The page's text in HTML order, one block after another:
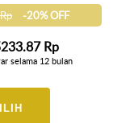
-20% OFF
Rp
selama 12 bulan